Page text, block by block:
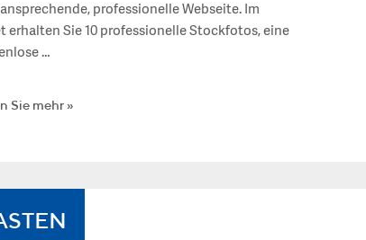
professionelle Webseite. Im
erhalten Sie 10 professionelle Stockfotos, eine
…
Sie mehr